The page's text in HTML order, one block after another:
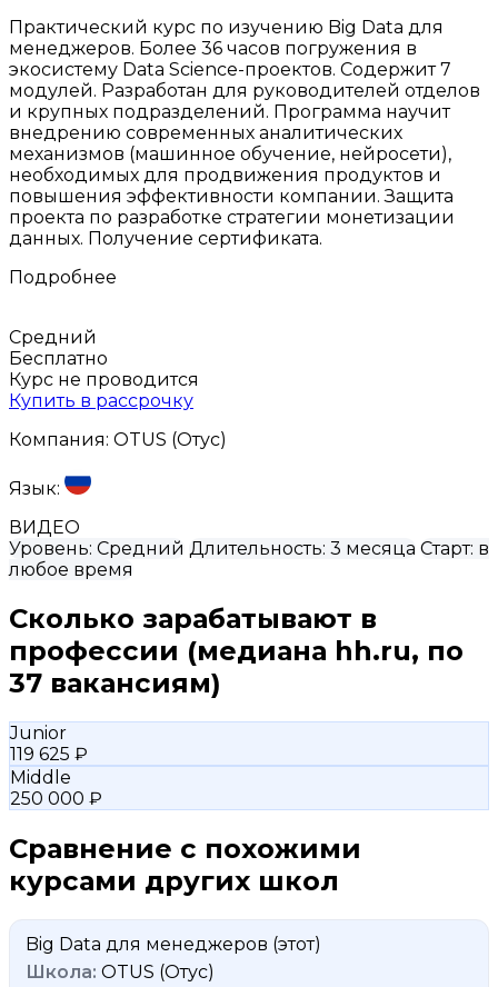
Практический курс по изучению Big Data для
менеджеров. Более 36 часов погружения в
экосистему Data Science-проектов. Содержит 7
модулей. Разработан для руководителей отделов
и крупных подразделений. Программа научит
внедрению современных аналитических
механизмов (машинное обучение, нейросети),
необходимых для продвижения продуктов и
повышения эффективности компании. Защита
проекта по разработке стратегии монетизации
данных. Получение сертификата.
Подробнее
Средний
Бесплатно
Курс не проводится
Купить в рассрочку
Компания: OTUS (Отус)
Язык:
ВИДЕО
Уровень: Средний Длительность: 3 месяца Старт: в
любое время
Сколько зарабатывают в
профессии (медиана hh.ru, по
37 вакансиям)
Junior
119 625 ₽
Middle
250 000 ₽
Сравнение с похожими
курсами других школ
Big Data для менеджеров (этот)
OTUS (Отус)